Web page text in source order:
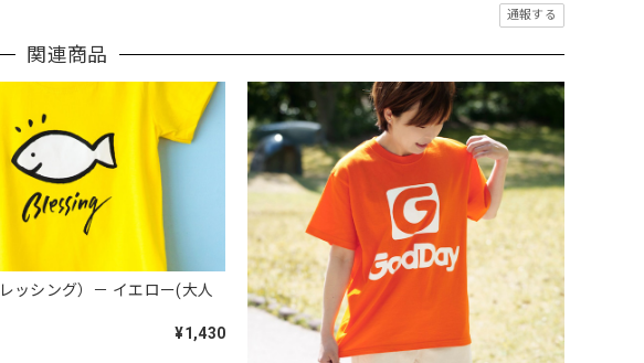
通報する
関連商品
ッシング）－ イエロー(大人
¥1,430